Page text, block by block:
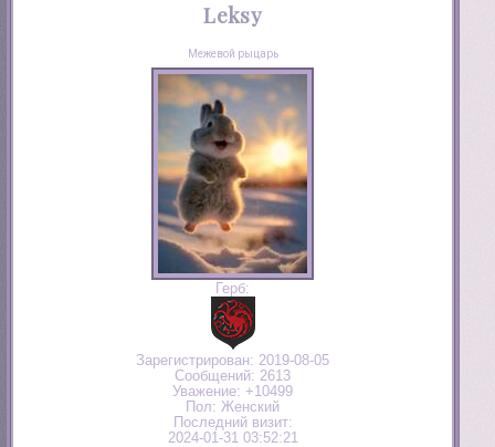
Leksy
Межевой рыцарь
Герб:
Зарегистрирован: 2019-08-05
Сообщений: 2613
Уважение: +10499
Пол: Женский
Последний визит:
2024-01-31 03:52:21